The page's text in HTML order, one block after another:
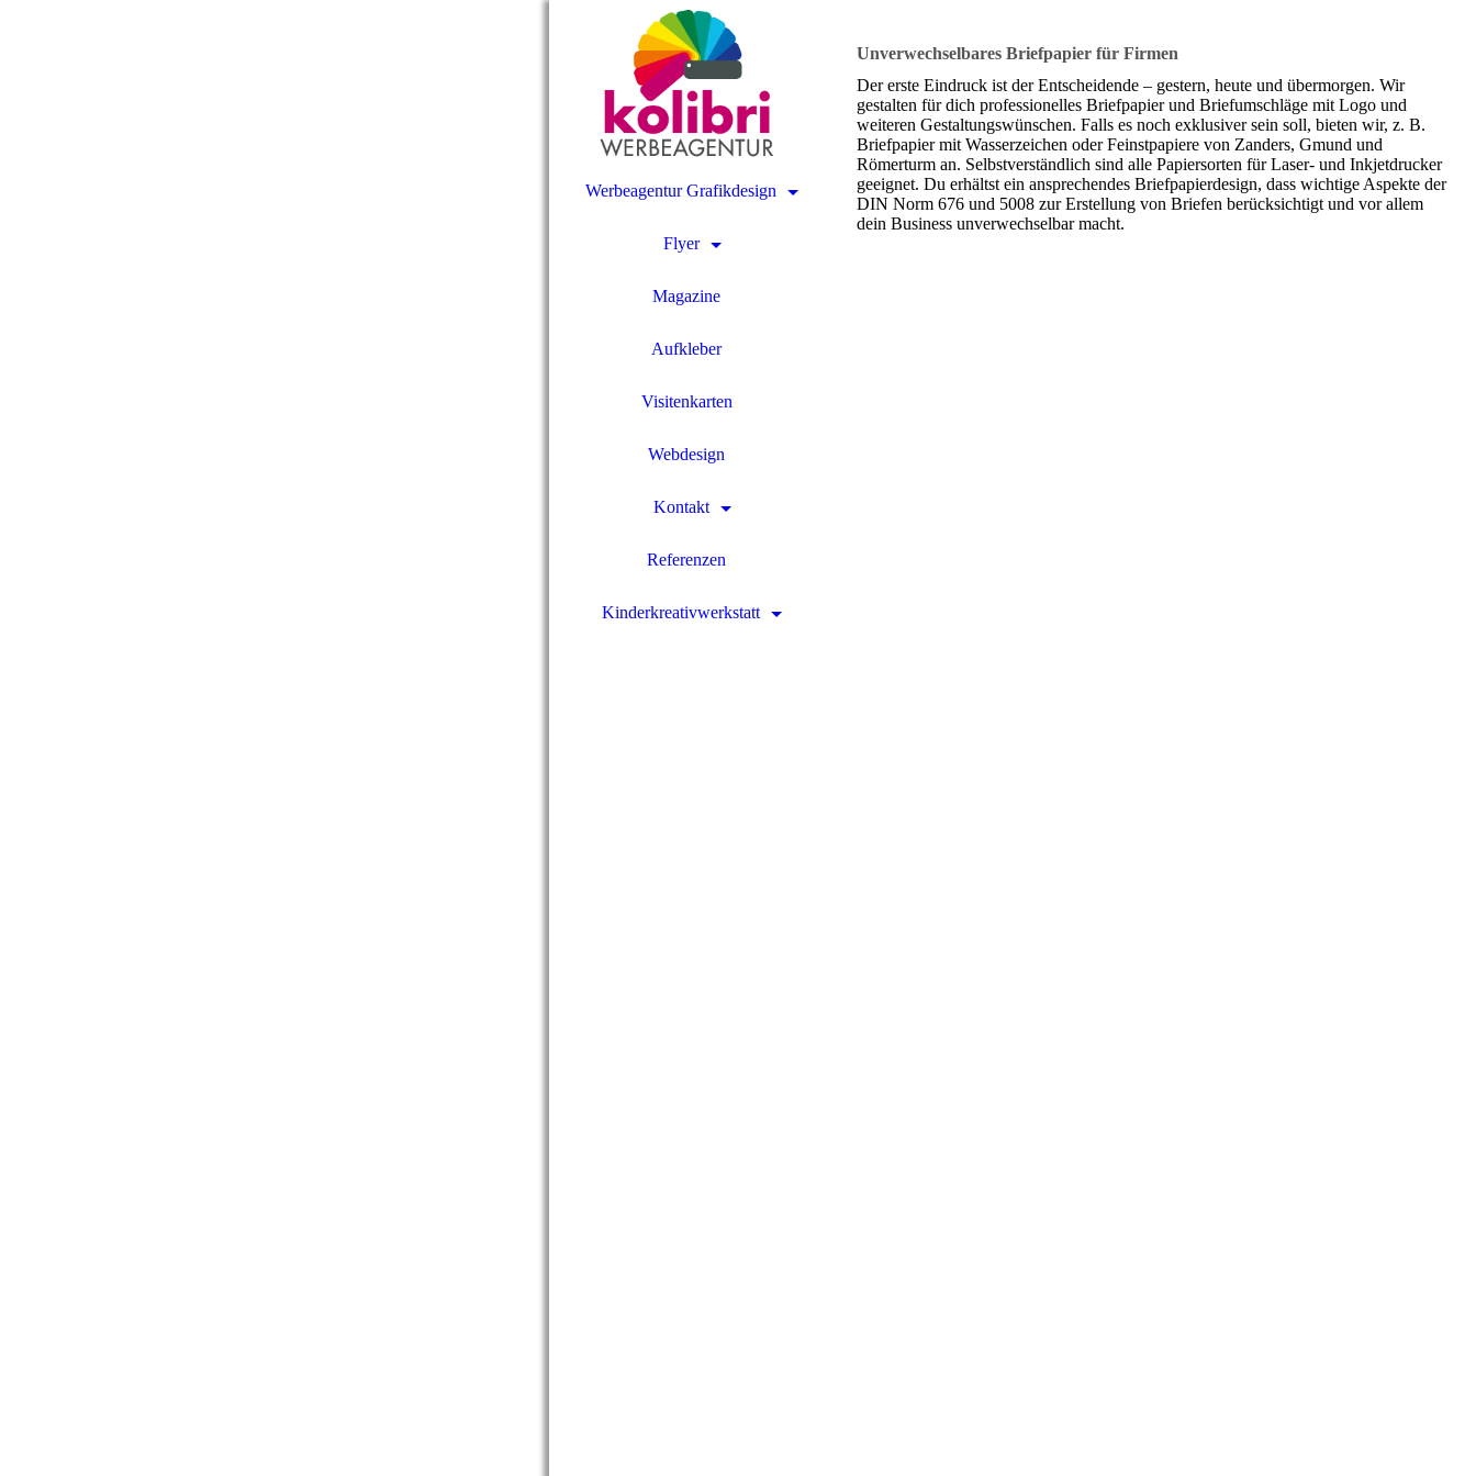
Werbeagentur Grafikdesign
Flyer
Magazine
Aufkleber
Visitenkarten
Webdesign
Kontakt
Referenzen
Kinderkreativwerkstatt
Unverwechselbares Briefpapier für Firmen
Der erste Eindruck ist der Entscheidende – gestern, heute und übermorgen. Wir
gestalten für dich professionelles Briefpapier und Briefumschläge mit Logo und
weiteren Gestaltungswünschen. Falls es noch exklusiver sein soll, bieten wir, z. B.
Briefpapier mit Wasserzeichen oder Feinstpapiere von Zanders, Gmund und
Römerturm an. Selbstverständlich sind alle Papiersorten für Laser- und Inkjetdrucker
geeignet. Du erhältst ein ansprechendes Briefpapierdesign, dass wichtige Aspekte der
DIN Norm 676 und 5008 zur Erstellung von Briefen berücksichtigt und vor allem
dein Business unverwechselbar macht.